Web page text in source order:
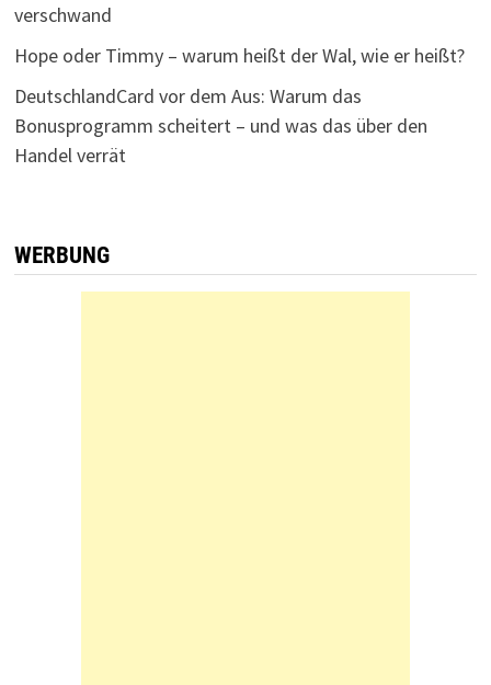
verschwand
Hope oder Timmy – warum heißt der Wal, wie er heißt?
DeutschlandCard vor dem Aus: Warum das
Bonusprogramm scheitert – und was das über den
Handel verrät
WERBUNG